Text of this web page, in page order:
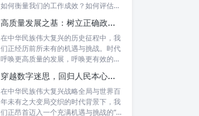
如何衡量我们的工作成效？如何评估我
高质量发展之基：树立正确政绩理念，锤炼务实工作作风
在中华民族伟大复兴的历史征程中，我
们正经历前所未有的机遇与挑战。时代
呼唤更高质量的发展，呼唤更有效的治
穿越数字迷思，回归人民本心：悟透政绩观内涵，践行新时代使命
在中华民族伟大复兴战略全局与世界百
年未有之大变局交织的时代背景下，我
们正昂首迈入一个充满机遇与挑战的“新